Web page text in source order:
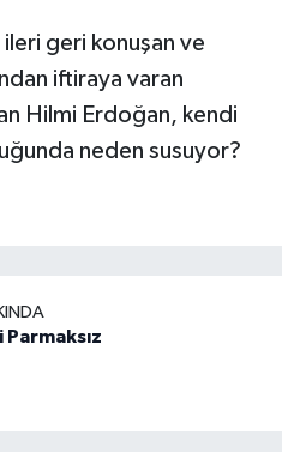
ileri geri konuşan ve
iftiraya varan
Hilmi Erdoğan, kendi
neden susuyor?